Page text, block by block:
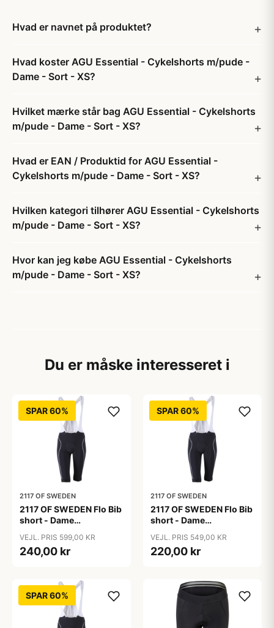
Hvad er navnet på produktet?
Hvad koster AGU Essential - Cykelshorts m/pude -
Dame - Sort - XS?
Hvilket mærke står bag AGU Essential - Cykelshorts
m/pude - Dame - Sort - XS?
Hvad er EAN / Produktid for AGU Essential -
Cykelshorts m/pude - Dame - Sort - XS?
Hvilken kategori tilhører AGU Essential - Cykelshorts
m/pude - Dame - Sort - XS?
Hvor kan jeg købe AGU Essential - Cykelshorts
m/pude - Dame - Sort - XS?
Du er måske interesseret i
SPAR 60%
2117 OF SWEDEN
2117 OF SWEDEN Flo Bib
short - Dame
Sort - Str. 36
VEJL. PRIS 599,00 KR
240,00 kr
SPAR 60%
2117 OF SWEDEN
2117 OF SWEDEN Flo Bib
short - Dame
Sort - Str. 38
VEJL. PRIS 549,00 KR
220,00 kr
SPAR 60%